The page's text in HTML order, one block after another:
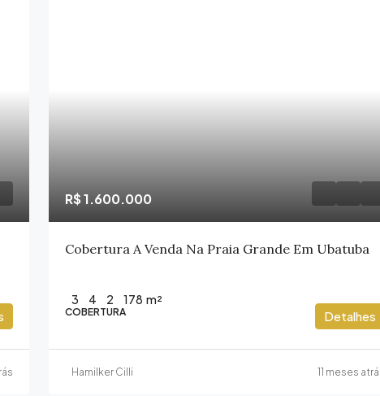
R$ 1.600.000
Cobertura A Venda Na Praia Grande Em Ubatuba
3 4 2 178 m²
COBERTURA Detalhes
Hamilker Cilli 11 meses